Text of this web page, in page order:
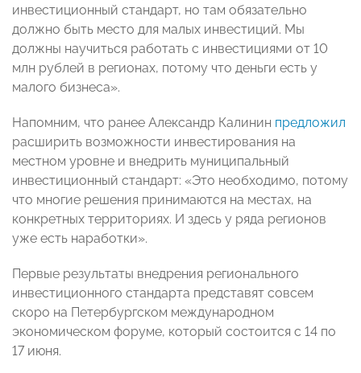
инвестиционный стандарт, но там обязательно
должно быть место для малых инвестиций. Мы
должны научиться работать с инвестициями от 10
млн рублей в регионах, потому что деньги есть у
малого бизнеса».
Напомним, что ранее Александр Калинин предложил
расширить возможности инвестирования на
местном уровне и внедрить муниципальный
инвестиционный стандарт: «Это необходимо, потому
что многие решения принимаются на местах, на
конкретных территориях. И здесь у ряда регионов
уже есть наработки».
Первые результаты внедрения регионального
инвестиционного стандарта представят совсем
скоро на Петербургском международном
экономическом форуме, который состоится с 14 по
17 июня.